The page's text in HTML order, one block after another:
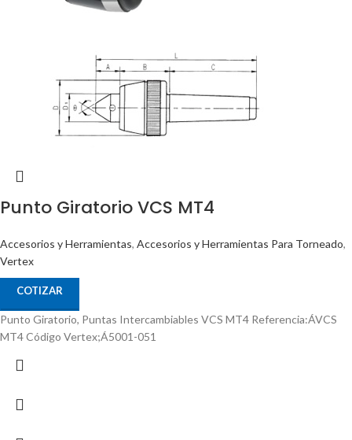
Punto Giratorio VCS MT4
Accesorios y Herramientas, Accesorios y Herramientas Para Torneado,
Vertex
COTIZAR
Punto Giratorio, Puntas Intercambiables VCS MT4 Referencia:ÁVCS
MT4 Código Vertex;Á5001-051